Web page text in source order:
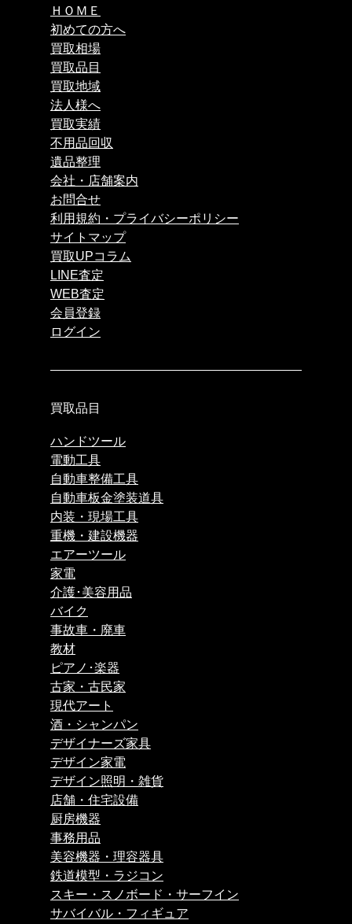
ＨＯＭＥ
初めての方へ
買取相場
買取品目
買取地域
法人様へ
買取実績
不用品回収
遺品整理
会社・店舗案内
お問合せ
利用規約・プライバシーポリシー
サイトマップ
買取UPコラム
LINE査定
WEB査定
会員登録
ログイン
買取品目
ハンドツール
電動工具
自動車整備工具
自動車板金塗装道具
内装・現場工具
重機・建設機器
エアーツール
家電
介護･美容用品
バイク
事故車・廃車
教材
ピアノ･楽器
古家・古民家
現代アート
酒・シャンパン
デザイナーズ家具
デザイン家電
デザイン照明・雑貨
店舗・住宅設備
厨房機器
事務用品
美容機器・理容器具
鉄道模型・ラジコン
スキー・スノボード・サーフイン
サバイバル・フィギュア